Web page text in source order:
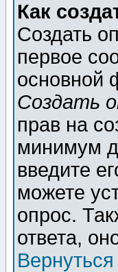
Как
Создать
первое
основной
Создать
прав на
минимум
введите
можете
опрос.
ответа,